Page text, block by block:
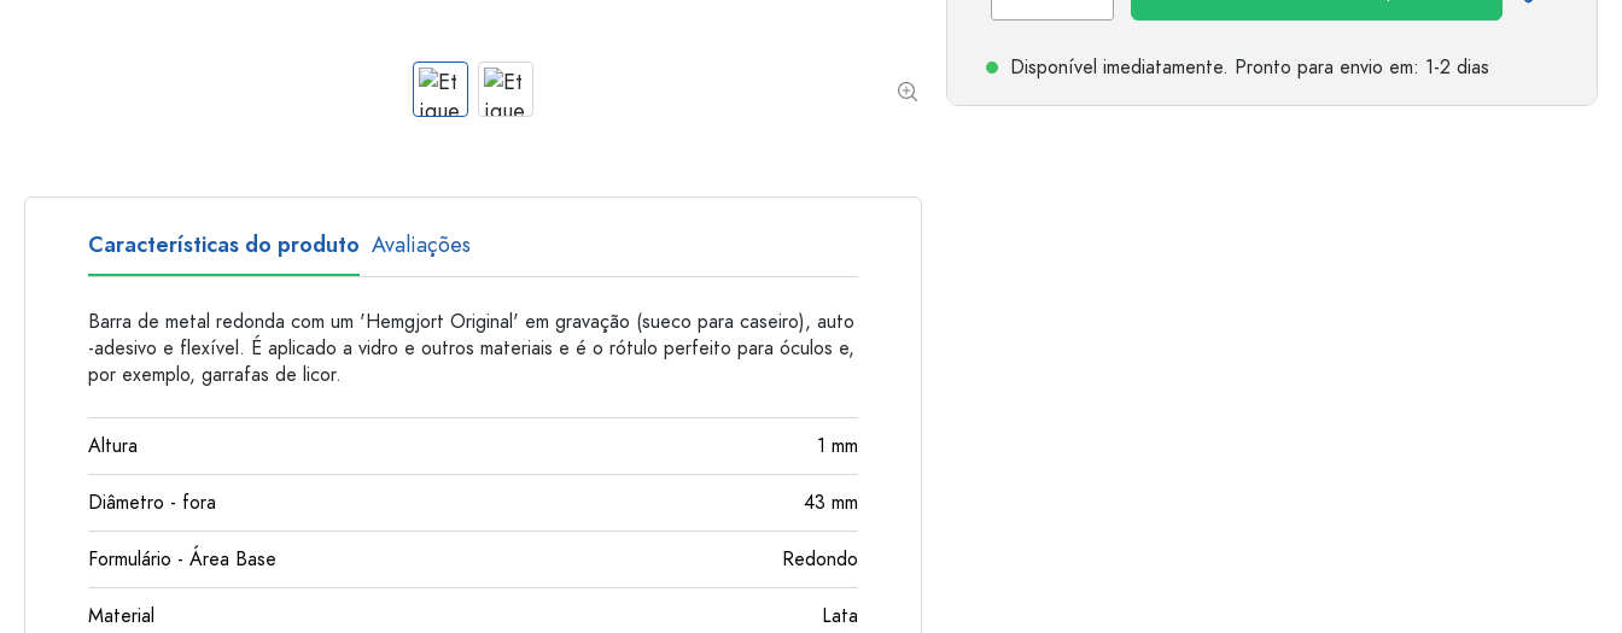
Disponível imediatamente. Pronto para envio em: 1-2 dias
Características do produto Avaliações
Barra de metal redonda com um 'Hemgjort Original' em gravação (sueco para caseiro), auto
-adesivo e flexível. É aplicado a vidro e outros materiais e é o rótulo perfeito para óculos e,
por exemplo, garrafas de licor.
Altura 1 mm
Diâmetro - fora 43 mm
Formulário - Área Base Redondo
Material Lata